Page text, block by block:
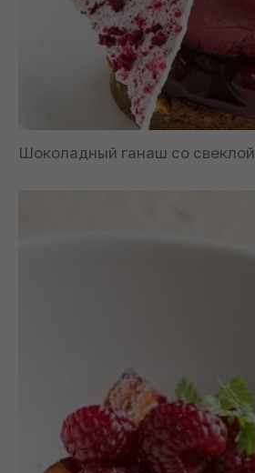
Шоколадный ганаш со свеклой